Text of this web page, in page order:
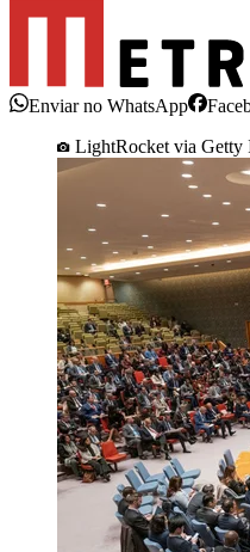
Enviar no WhatsApp
LightRocket via Getty